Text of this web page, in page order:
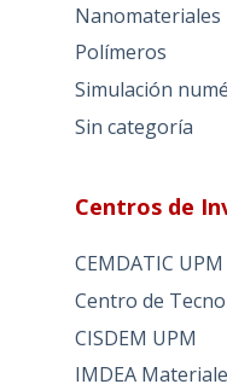
Nanomateriales
Polímeros
Simulación
Sin categoría
Centros de
CEMDATIC UPM
Centro de
CISDEM UPM
IMDEA